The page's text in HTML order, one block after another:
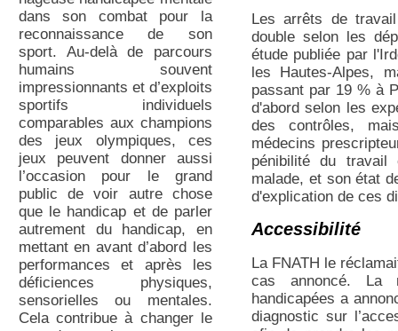
dans son combat pour la
reconnaissance de son
sport. Au-delà de parcours
humains souvent
impressionnants et d’exploits
sportifs individuels
comparables aux champions
des jeux olympiques, ces
jeux peuvent donner aussi
l’occasion pour le grand
public de voir autre chose
que le handicap et de parler
autrement du handicap, en
mettant en avant d’abord les
performances et après les
déficiences physiques,
sensorielles ou mentales.
Cela contribue à changer le
Les arrêts de
double selon les
étude publiée par
les Hautes-Alpes,
passant par 19 % à
d'abord selon les
des contrôles,
médecins
pénibilité du travail
malade, et son état
d'explication de ces
Accessibilité
La FNATH le
cas annoncé. La
handicapées a
diagnostic sur